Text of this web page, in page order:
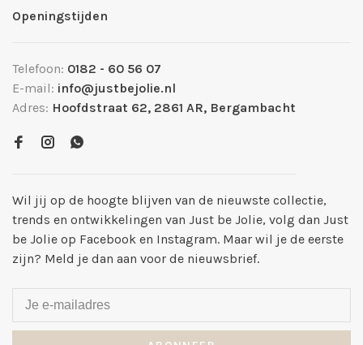
Openingstijden
Telefoon: 0182 - 60 56 07
E-mail: info@justbejolie.nl
Adres: Hoofdstraat 62, 2861 AR, Bergambacht
Wil jij op de hoogte blijven van de nieuwste collectie,
trends en ontwikkelingen van Just be Jolie, volg dan Just
be Jolie op Facebook en Instagram. Maar wil je de eerste
zijn? Meld je dan aan voor de nieuwsbrief.